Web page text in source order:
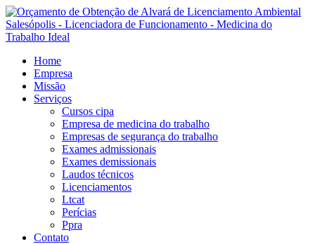
Home
Empresa
Missão
Serviços
Cursos cipa
Empresa de medicina do trabalho
Empresas de segurança do trabalho
Exames admissionais
Exames demissionais
Laudos técnicos
Licenciamentos
Ltcat
Perícias
Ppra
Contato